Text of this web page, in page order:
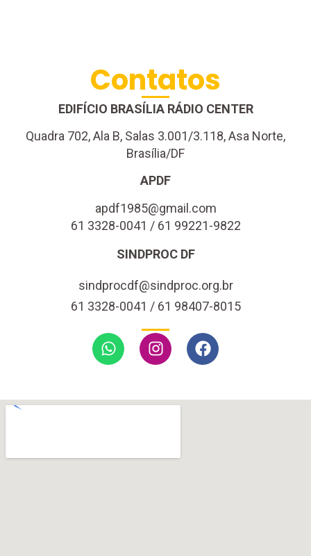
Contatos
EDIFÍCIO BRASÍLIA RÁDIO CENTER
Quadra 702, Ala B, Salas 3.001/3.118, Asa Norte,
Brasília/DF
APDF
apdf1985@gmail.com
61 3328-0041 / 61 99221-9822
SINDPROC DF
sindprocdf@sindproc.org.br
61 3328-0041 / 61 98407-8015